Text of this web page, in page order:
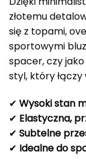
złotemu
się z topami,
sportowymi
spacer, czy
styl, który
✔ Wysoki stan
✔ Elastyczna,
✔ Subtelne
✔ Idealne do